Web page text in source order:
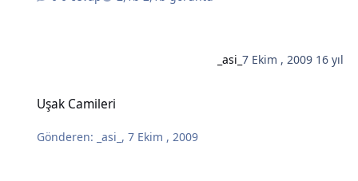
_asi_ 7 Ekim , 2009 16 yıl
Uşak Camileri
Gönderen: _asi_ ,7 Ekim , 2009